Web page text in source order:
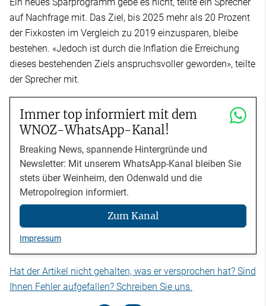
auf Nachfrage mit. Das Ziel, bis 2025 mehr als 20 Prozent
der Fixkosten im Vergleich zu 2019 einzusparen, bleibe
bestehen. «Jedoch ist durch die Inflation die Erreichung
dieses bestehenden Ziels anspruchsvoller geworden», teilte
der Sprecher mit.
Immer top informiert mit dem
WNOZ-WhatsApp-Kanal!
Breaking News, spannende Hintergründe und
Newsletter: Mit unserem WhatsApp-Kanal bleiben Sie
stets über Weinheim, den Odenwald und die
Metropolregion informiert.
Zum Kanal
Impressum
Hat der Artikel nicht gehalten, was er versprochen hat? Sind
Ihnen Fehler aufgefallen? Schreiben Sie uns.